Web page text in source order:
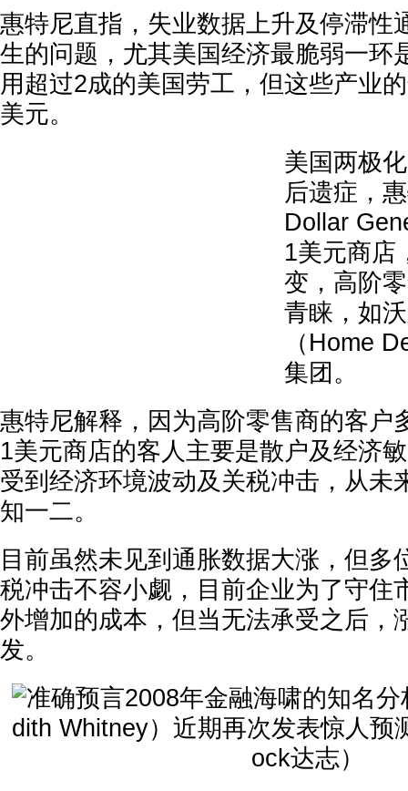
惠特尼直指，失业数据上升及停滞性
生的问题，尤其美国经济最脆弱一环
用超过2成的美国劳工，但这些产业
美元。
美国两极
后遗症，
Dollar
1美元商店
变，高阶
青睐，如
（Home
集团。
惠特尼解释，因为高阶零售商的客户
1美元商店的客人主要是散户及经济
受到经济环境波动及关税冲击，从未
知一二。
目前虽然未见到通胀数据大涨，但多
税冲击不容小觑，目前企业为了守住
外增加的成本，但当无法承受之后，
发。